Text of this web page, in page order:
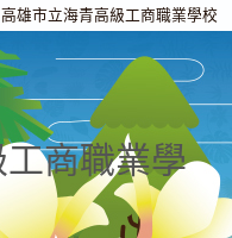
高雄市立海青高級工商職業學校
商職業學